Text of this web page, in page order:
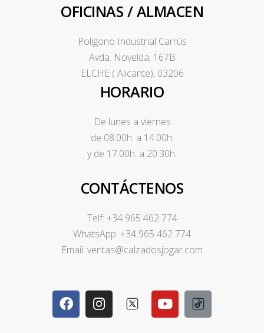
OFICINAS / ALMACEN
Poligono Industrial Carrús
Avda. Novelda, 167B
ELCHE ( Alicante), 03206
HORARIO
De lunes a viernes
de 08:00h. a 14:00h.
y de 17:00h. a 20:30h.
CONTÁCTENOS
Telf: +34 965 462 774
WhatsApp: +34 965 462 774
Email: ventas@calzadosjogar.com